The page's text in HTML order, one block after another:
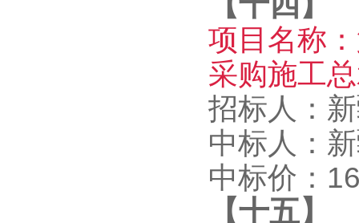
项目名称：
采购施工
招标人：
中标人：
中标价：
【十五】